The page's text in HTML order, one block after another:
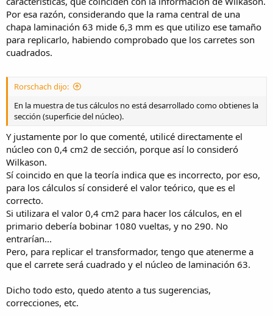
Por esa razón, considerando que la rama central de una
chapa laminación 63 mide 6,3 mm es que utilizo ese tamaño
para replicarlo, habiendo comprobado que los carretes son
cuadrados.
Rorschach dijo:
En la muestra de tus cálculos no está desarrollado como obtienes la
sección (superficie del núcleo).
Y justamente por lo que comenté, utilicé directamente el
núcleo con 0,4 cm2 de sección, porque así lo consideró
Wilkason.
Sí coincido en que la teoría indica que es incorrecto, por eso,
para los cálculos sí consideré el valor teórico, que es el
correcto.
Si utilizara el valor 0,4 cm2 para hacer los cálculos, en el
primario debería bobinar 1080 vueltas, y no 290. No
entrarían...
Pero, para replicar el transformador, tengo que atenerme a
que el carrete será cuadrado y el núcleo de laminación 63.
Dicho todo esto, quedo atento a tus sugerencias,
correcciones, etc.